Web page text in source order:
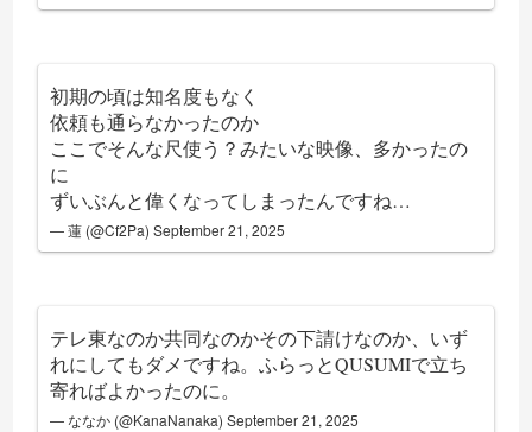
初期の頃は知名度もなく
依頼も通らなかったのか
ここでそんな尺使う？みたいな映像、多かったの
に
ずいぶんと偉くなってしまったんですね…
— 蓮 (@Cf2Pa)September 21, 2025
テレ東なのか共同なのかその下請けなのか、いず
れにしてもダメですね。ふらっとQUSUMIで立ち
寄ればよかったのに。
— ななか (@KanaNanaka)September 21, 2025